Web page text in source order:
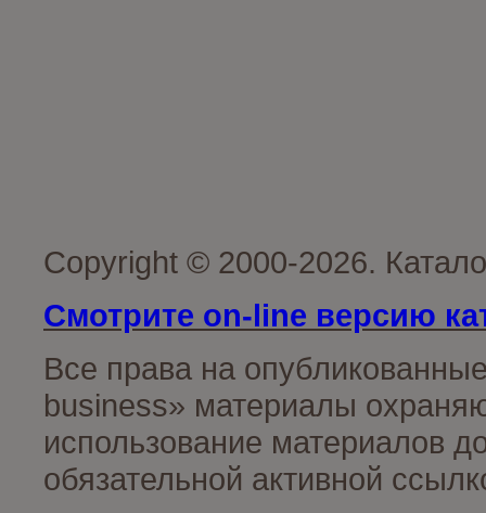
Copyright © 2000-2026.
Смотрите on-line версию
Все права на
business» материалы
использование материалов
обязательной активной